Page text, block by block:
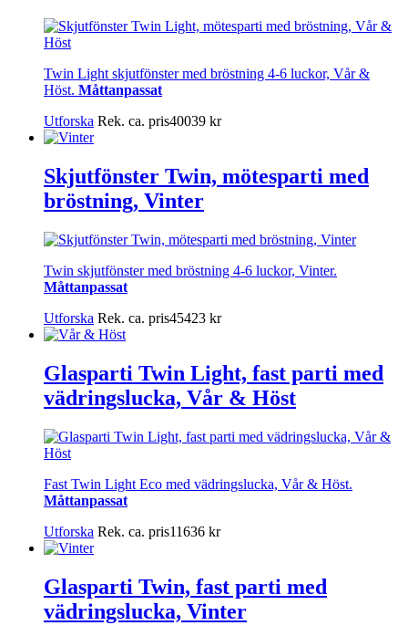
Twin Light skjutfönster med bröstning 4-6 luckor, Vår &
Höst. Måttanpassat
Utforska Rek. ca. pris40039 kr
Skjutfönster Twin, mötesparti med
bröstning, Vinter
Twin skjutfönster med bröstning 4-6 luckor, Vinter.
Måttanpassat
Utforska Rek. ca. pris45423 kr
Glasparti Twin Light, fast parti med
vädringslucka, Vår & Höst
Fast Twin Light Eco med vädringslucka, Vår & Höst.
Måttanpassat
Utforska Rek. ca. pris11636 kr
Glasparti Twin, fast parti med
vädringslucka, Vinter